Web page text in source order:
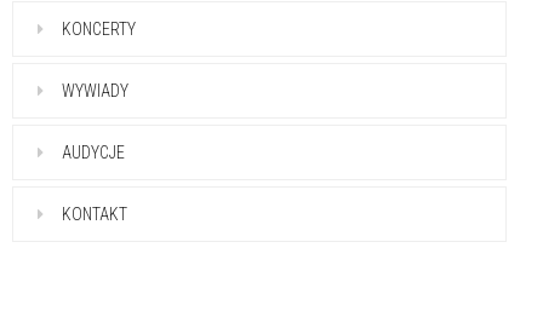
KONCERTY
WYWIADY
AUDYCJE
KONTAKT